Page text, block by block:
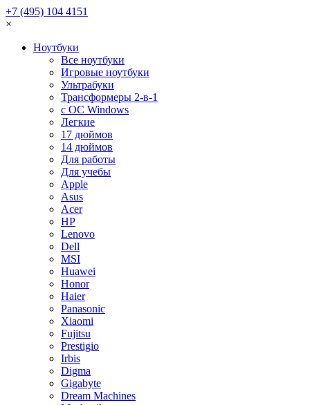
+7 (495) 104 4151
×
Ноутбуки
Все ноутбуки
Игровые ноутбуки
Ультрабуки
Трансформеры 2-в-1
с ОС Windows
Легкие
17 дюймов
14 дюймов
Для работы
Для учебы
Apple
Asus
Acer
HP
Lenovo
Dell
MSI
Huawei
Honor
Haier
Panasonic
Xiaomi
Fujitsu
Prestigio
Irbis
Digma
Gigabyte
Dream Machines